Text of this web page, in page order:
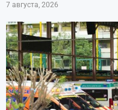
7 августа, 2026